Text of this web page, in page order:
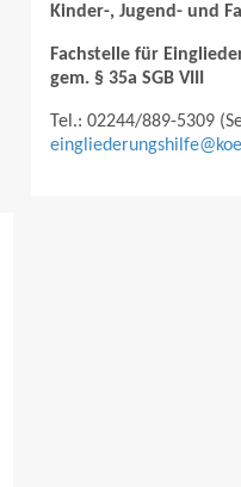
Kinder-, Jugend- und
Fachstelle für
gem. § 35a SGB VIII
Tel.: 02244/889-5309